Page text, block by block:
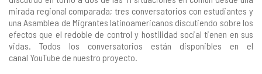
mirada regional comparada; tres conversatorios con estudiantes y
una Asamblea de Migrantes latinoamericanos discutiendo sobre los
efectos que el redoble de control y hostilidad social tienen en sus
vidas. Todos los conversatorios están disponibles en el
canal YouTube de nuestro proyecto.